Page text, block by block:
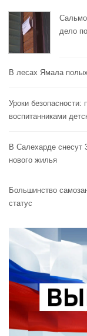
дело
В лесах Ямала
Уроки
воспитанниками
В Салехарде снесут
нового жилья
Большинство
статус